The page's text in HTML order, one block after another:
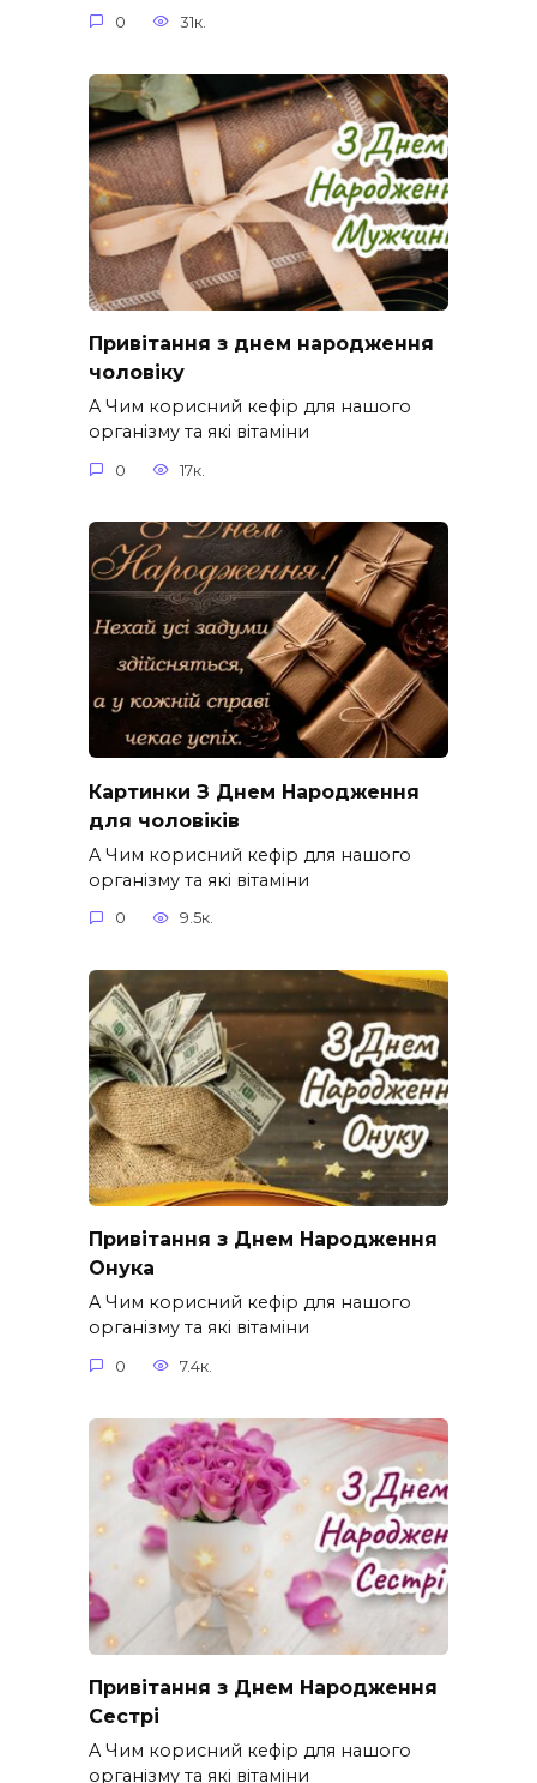
0 31к.
Привітання з днем народження
чоловіку
A Чим корисний кефір для нашого
організму та які вітаміни
0 17к.
Картинки З Днем Народження
для чоловіків​
A Чим корисний кефір для нашого
організму та які вітаміни
0 9.5к.
Привітання з Днем Народження
Онука
A Чим корисний кефір для нашого
організму та які вітаміни
0 7.4к.
Привітання з Днем Народження
Сестрі
A Чим корисний кефір для нашого
організму та які вітаміни